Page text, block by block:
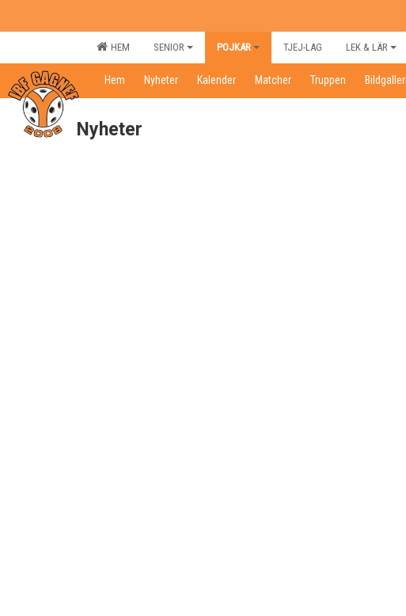
HEM SENIOR POJKAR TJEJ-LAG LEK & LÄR
Hem Nyheter Kalender Matcher Truppen Bildgalleri
Nyheter